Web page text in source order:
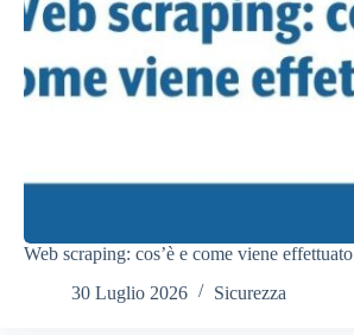
Web scraping: cos’è e come viene effettuato
30 Luglio 2026
Sicurezza